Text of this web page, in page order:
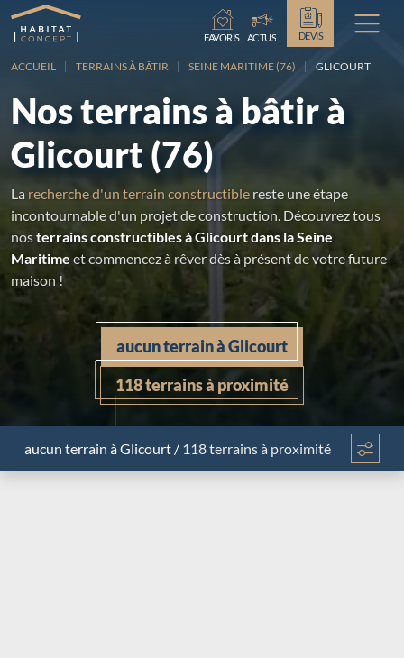
Chargement...
FAVORIS
ACTUS DEVIS
ACCUEIL TERRAINS À BÂTIR SEINE MARITIME (76) GLICOURT
Nos terrains à bâtir à
Glicourt (76)
La recherche d'un terrain constructible reste une étape
incontournable d'un projet de construction. Découvrez tous
nosterrains constructibles à Glicourt dans la Seine
Maritime et commencez à rêver dès à présent de votre future
maison !
aucun terrain à Glicourt
118 terrains à proximité
aucun terrain à Glicourt / 118 terrains à proximité